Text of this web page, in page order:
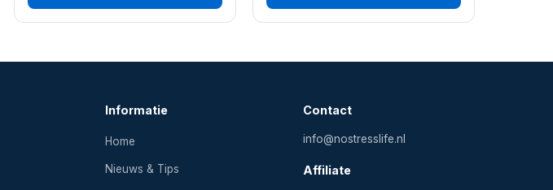
Informatie
Home
Nieuws & Tips
Contact
info@nostresslife.nl
Affiliate